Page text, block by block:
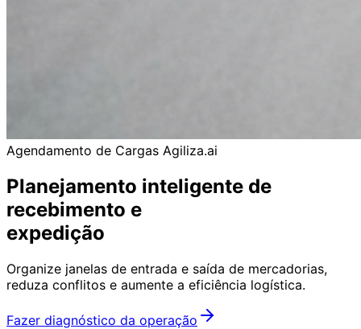
Agendamento de Cargas Agiliza.ai
Planejamento inteligente de
recebimento e
expedição
Organize janelas de entrada e saída de mercadorias,
reduza conflitos e aumente a eficiência logística.
Fazer diagnóstico da operação